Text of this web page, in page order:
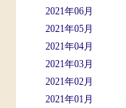
2021年06月
2021年05月
2021年04月
2021年03月
2021年02月
2021年01月